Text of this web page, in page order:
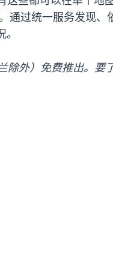
通过统一服务发现
外）免费推出。要